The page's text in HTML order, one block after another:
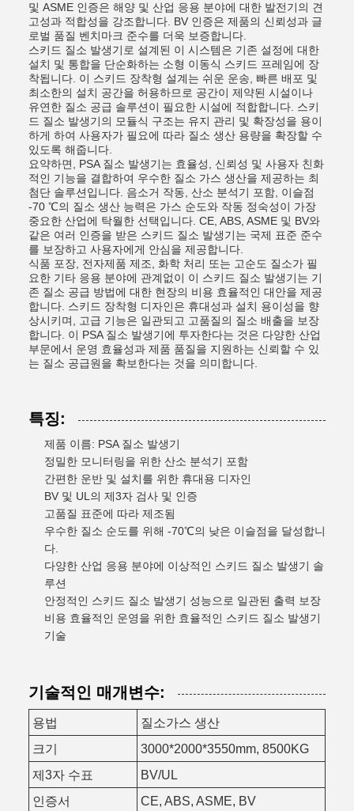
및 ASME 인증은 해양 및 산업 응용 분야에 대한 발전기의 견
고성과 적합성을 강조합니다. BV 인증은 제품의 신뢰성과 글
로벌 품질 벤치마크 준수를 더욱 보증합니다.
스키드 질소 발생기로 설계된 이 시스템은 기존 설정에 대한
설치 및 통합을 단순화하는 소형 이동식 스키드 프레임에 장
착됩니다. 이 스키드 장착형 설계는 쉬운 운송, 빠른 배포 및
최소한의 설치 공간을 허용하므로 공간이 제약된 시설이나
유연한 질소 공급 솔루션이 필요한 시설에 적합합니다. 스키
드 질소 발생기의 모듈식 구조는 유지 관리 및 확장성을 용이
하게 하여 사용자가 필요에 따라 질소 생산 용량을 확장할 수
있도록 해줍니다.
요약하면, PSA 질소 발생기는 효율성, 신뢰성 및 사용자 친화
적인 기능을 결합하여 우수한 질소 가스 생산을 제공하는 최
첨단 솔루션입니다. 음소거 작동, 산소 분석기 포함, 이슬점
-70 ℃의 질소 생산 능력은 가스 순도와 작동 정숙성이 가장
중요한 산업에 탁월한 선택입니다. CE, ABS, ASME 및 BV와
같은 여러 인증을 받은 스키드 질소 발생기는 국제 표준 준수
를 보장하고 사용자에게 안심을 제공합니다.
식품 포장, 전자제품 제조, 화학 처리 또는 고순도 질소가 필
요한 기타 응용 분야에 관계없이 이 스키드 질소 발생기는 기
존 질소 공급 방법에 대한 현장의 비용 효율적인 대안을 제공
합니다. 스키드 장착형 디자인은 휴대성과 설치 용이성을 향
상시키며, 고급 기능은 일관되고 고품질의 질소 배출을 보장
합니다. 이 PSA 질소 발생기에 투자한다는 것은 다양한 산업
부문에서 운영 효율성과 제품 품질을 지원하는 신뢰할 수 있
는 질소 공급원을 확보한다는 것을 의미합니다.
특징:
제품 이름: PSA 질소 발생기
정밀한 모니터링을 위한 산소 분석기 포함
간편한 운반 및 설치를 위한 휴대용 디자인
BV 및 UL의 제3자 검사 및 인증
고품질 표준에 따라 제조됨
우수한 질소 순도를 위해 -70℃의 낮은 이슬점을 달성합니
다.
다양한 산업 응용 분야에 이상적인 스키드 질소 발생기 솔
루션
안정적인 스키드 질소 발생기 성능으로 일관된 출력 보장
비용 효율적인 운영을 위한 효율적인 스키드 질소 발생기
기술
기술적인 매개변수:
용법
질소가스 생산
크기
3000*2000*3550mm, 8500KG
제3자 수표
BV/UL
인증서
CE, ABS, ASME, BV